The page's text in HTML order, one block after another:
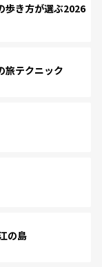
歩き方が選ぶ2026
旅テクニック
の島